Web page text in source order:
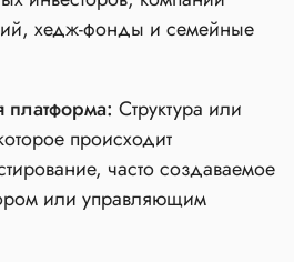
хедж-фонды и семейные
платформа: Структура или
происходит
часто создаваемое
или управляющим